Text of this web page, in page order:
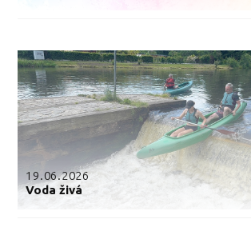
19.06.2026
Voda živá